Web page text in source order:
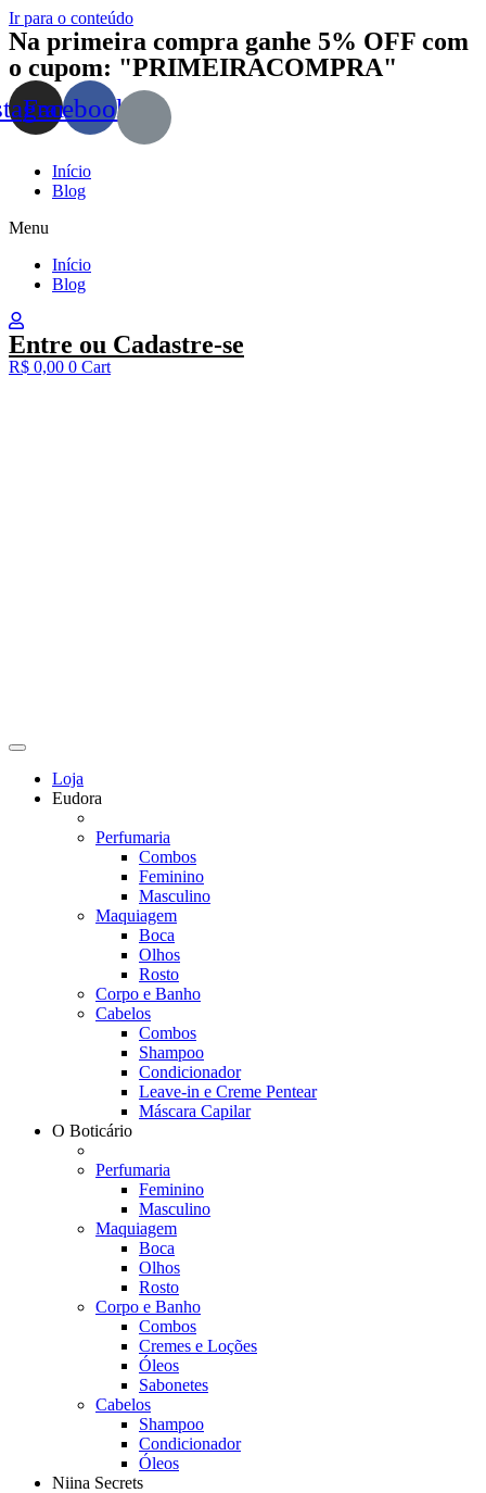
Ir para o conteúdo
Na primeira compra ganhe 5% OFF com
o cupom: "PRIMEIRACOMPRA"
Facebook
Início
Blog
Menu
Início
Blog
Entre ou Cadastre-se
R$ 0,00 0 Cart
Loja
Eudora
Perfumaria
Combos
Feminino
Masculino
Maquiagem
Boca
Olhos
Rosto
Corpo e Banho
Cabelos
Combos
Shampoo
Condicionador
Leave-in e Creme Pentear
Máscara Capilar
O Boticário
Perfumaria
Feminino
Masculino
Maquiagem
Boca
Olhos
Rosto
Corpo e Banho
Combos
Cremes e Loções
Óleos
Sabonetes
Cabelos
Shampoo
Condicionador
Óleos
Niina Secrets